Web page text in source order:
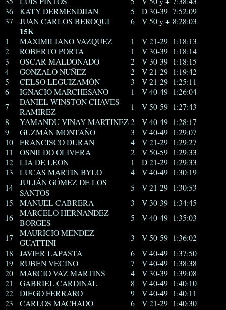
36
KATY DERMENDJIAN 5 D 30-39 7:52:09
37
JUAN CARLOS BEROQUI 6 V 50 y + 8:28:03
15K
1 MAXIMILIANO VAZQUEZ 1 V 21-29 1:18:13
2
ROBERTO PORTA 1 V 30-39 1:18:14
3
OSCAR MALDONADO 2 V 30-39 1:18:15
4
GONZALO NUÑEZ 2 V 21-29 1:19:42
5
CELSO LEGUIZAMÓN 3 V 21-29 1:25:11
6
IGNACIO MARCHESANO 1 V 40-49 1:26:04
7
DANIEL WINSTON CHAVES
RAMIREZ
1 V 50-59 1:27:43
8
YAMANDU VINAY MARTINEZ2 V 40-49 1:28:17
9
GUZMÁN MONTAÑO 3 V 40-49 1:29:07
10
FRANCISCO DURAN 4 V 21-29 1:29:27
11
OSNILDO OLIVERA 2 V 50-59 1:29:33
12
LIA DE LEON 1 D 21-29 1:29:33
13
LUCAS MARTIN BYLO 4 V 40-49 1:30:19
14
JULIÁN GÓMEZ DE LOS
SANTOS
5 V 21-29 1:30:53
15
MANUEL CABRERA 3 V 30-39 1:34:45
16
MARCELO HERNANDEZ
BORGES
5 V 40-49 1:35:03
17
MAURICIO MENDEZ
GUATTINI
3 V 50-59 1:36:02
18
JAVIER LAPASTA 6 V 40-49 1:37:50
19
RUBEN VECINO 7 V 40-49 1:38:38
20
MARCIO VAZ MARTINS 4 V 30-39 1:39:08
21
GABRIEL CARDINAL 8 V 40-49 1:40:10
22
DIEGO FERRARO 9 V 40-49 1:40:11
23
CARLOS MACHADO 6 V 21-29 1:40:30